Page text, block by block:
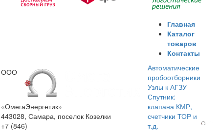
ООО
«ОмегаЭнергетик»
443028, Самара, поселок Козелки
+7 (846)
Главная
Каталог
товаров
Контакты
Автоматические
пробоотборники
Узлы к АГЗУ
Спутник:
клапана КМР,
счетчики ТОР и
т.д.